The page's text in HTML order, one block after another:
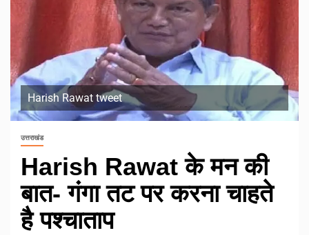
Harish Rawat tweet
उत्तराखंड
Harish Rawat के मन की
बात- गंगा तट पर करना चाहते
है पश्चाताप